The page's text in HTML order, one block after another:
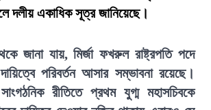
দলীয় একাধিক সূত্র জানিয়েছে।
জানা যায়, মির্জা ফখরুল রাষ্ট্রপতি পদে
পরিবর্তন আসার সম্ভাবনা রয়েছে।
রীতিতে প্রথম যুগ্ম মহাসচিবকে